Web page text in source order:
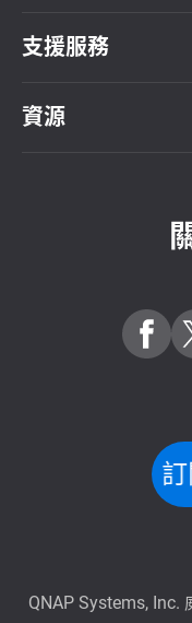
支援服務
資源
QNAP Systems,